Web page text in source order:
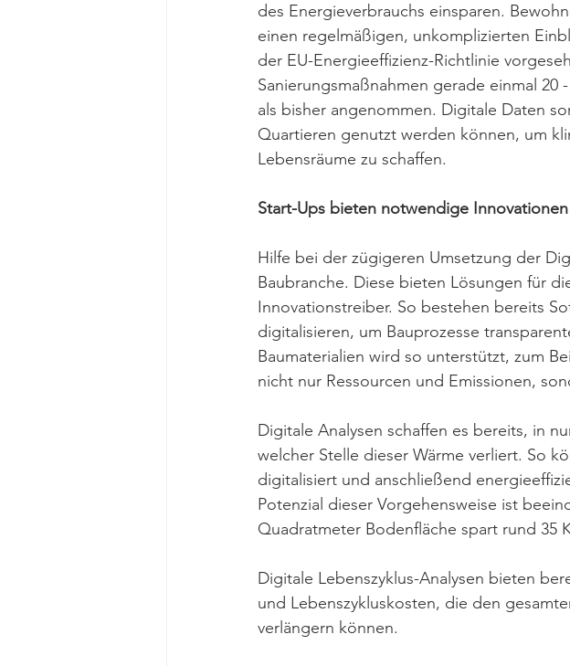
des Energieverbrauchs einsparen.
einen regelmäßigen, unkomplizierten
der EU-Energieeffizienz-Richtlinie
Sanierungsmaßnahmen gerade einmal 20
als bisher angenommen. Digitale Daten
Quartieren genutzt werden können, um
Lebensräume zu schaffen.
Start-Ups bieten notwendige Innovationen
Hilfe bei der zügigeren Umsetzung der
Baubranche. Diese bieten Lösungen für
Innovationstreiber. So bestehen bereits
digitalisieren, um Bauprozesse
Baumaterialien wird so unterstützt, zum
nicht nur Ressourcen und Emissionen,
Digitale Analysen schaffen es bereits, in
welcher Stelle dieser Wärme verliert. So
digitalisiert und anschließend
Potenzial dieser Vorgehensweise ist
Quadratmeter Bodenfläche spart rund 35
Digitale Lebenszyklus-Analysen bieten
und Lebenszykluskosten, die den
verlängern können.